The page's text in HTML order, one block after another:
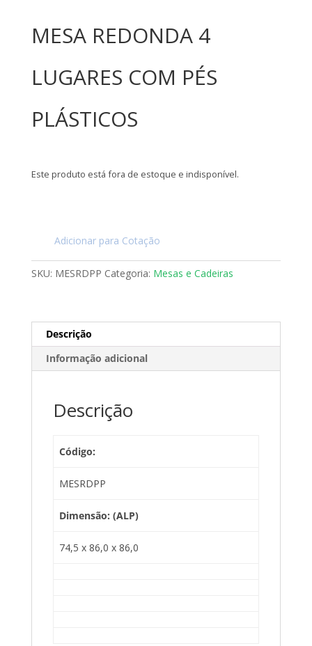
MESA REDONDA 4
LUGARES COM PÉS
PLÁSTICOS
Este produto está fora de estoque e indisponível.
Adicionar para Cotação
SKU: MESRDPP Categoria: Mesas e Cadeiras
Descrição
Informação adicional
Descrição
Código:
MESRDPP
Dimensão: (ALP)
74,5 x 86,0 x 86,0